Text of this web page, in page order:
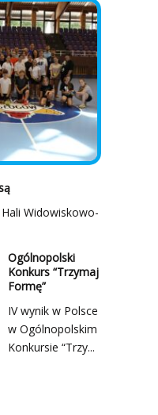
Widowiskowo-
Ogólnopolski
Konkurs “Trzymaj
Formę”
IV wynik w Polsce
w Ogólnopolskim
Konkursie “Trzy...